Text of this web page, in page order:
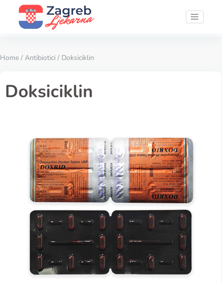
Home / Antibiotici / Doksiciklin
Doksiciklin